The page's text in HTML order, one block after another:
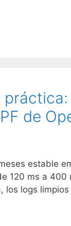
de
estable
120 ms a 400
los logs